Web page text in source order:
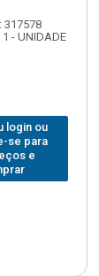
317578
- UNIDADE
login ou
se para
e